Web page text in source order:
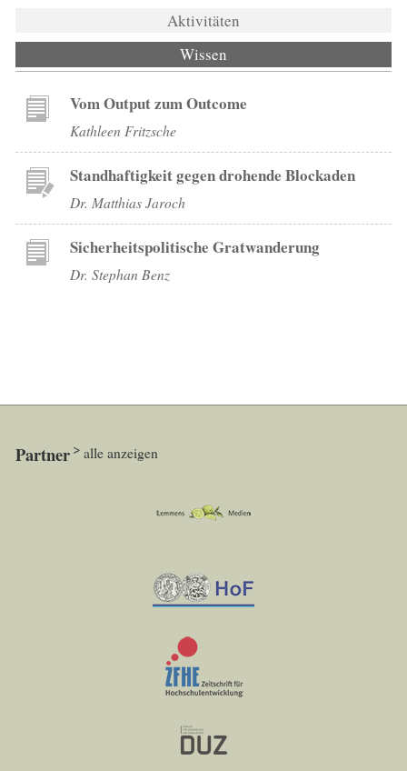
Aktivitäten
Wissen
Vom Output zum Outcome
Kathleen Fritzsche
Standhaftigkeit gegen drohende Blockaden
Dr. Matthias Jaroch
Sicherheitspolitische Gratwanderung
Dr. Stephan Benz
Partner alle anzeigen